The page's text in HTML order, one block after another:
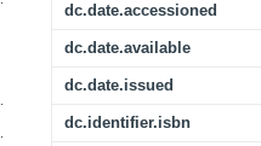
dc.date.accessioned
dc.date.available
dc.date.issued
dc.identifier.isbn